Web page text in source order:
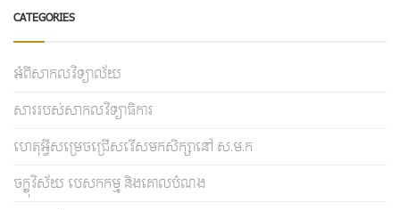
CATEGORIES
អំពីសាកលវិទ្យាល័យ
សាររបស់សាកលវិទ្យាធិការ
ហេតុអ្វីសម្រេចជ្រើសរើសមកសិក្សានៅ ស.ម.ក
ចក្ខុវិស័យ បេសកកម្ម និងគោលបំណង